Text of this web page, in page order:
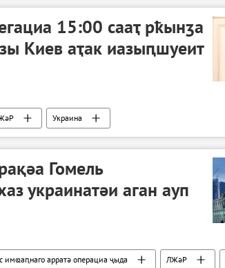
15:00 сааҭ рҟынӡа
Киев аҭак иазыԥшуеит
Украина
ҷыда
Гомель
украинатәи аган ауп
имҩаԥнаго арратә операциа ҷыда ЛЖәР